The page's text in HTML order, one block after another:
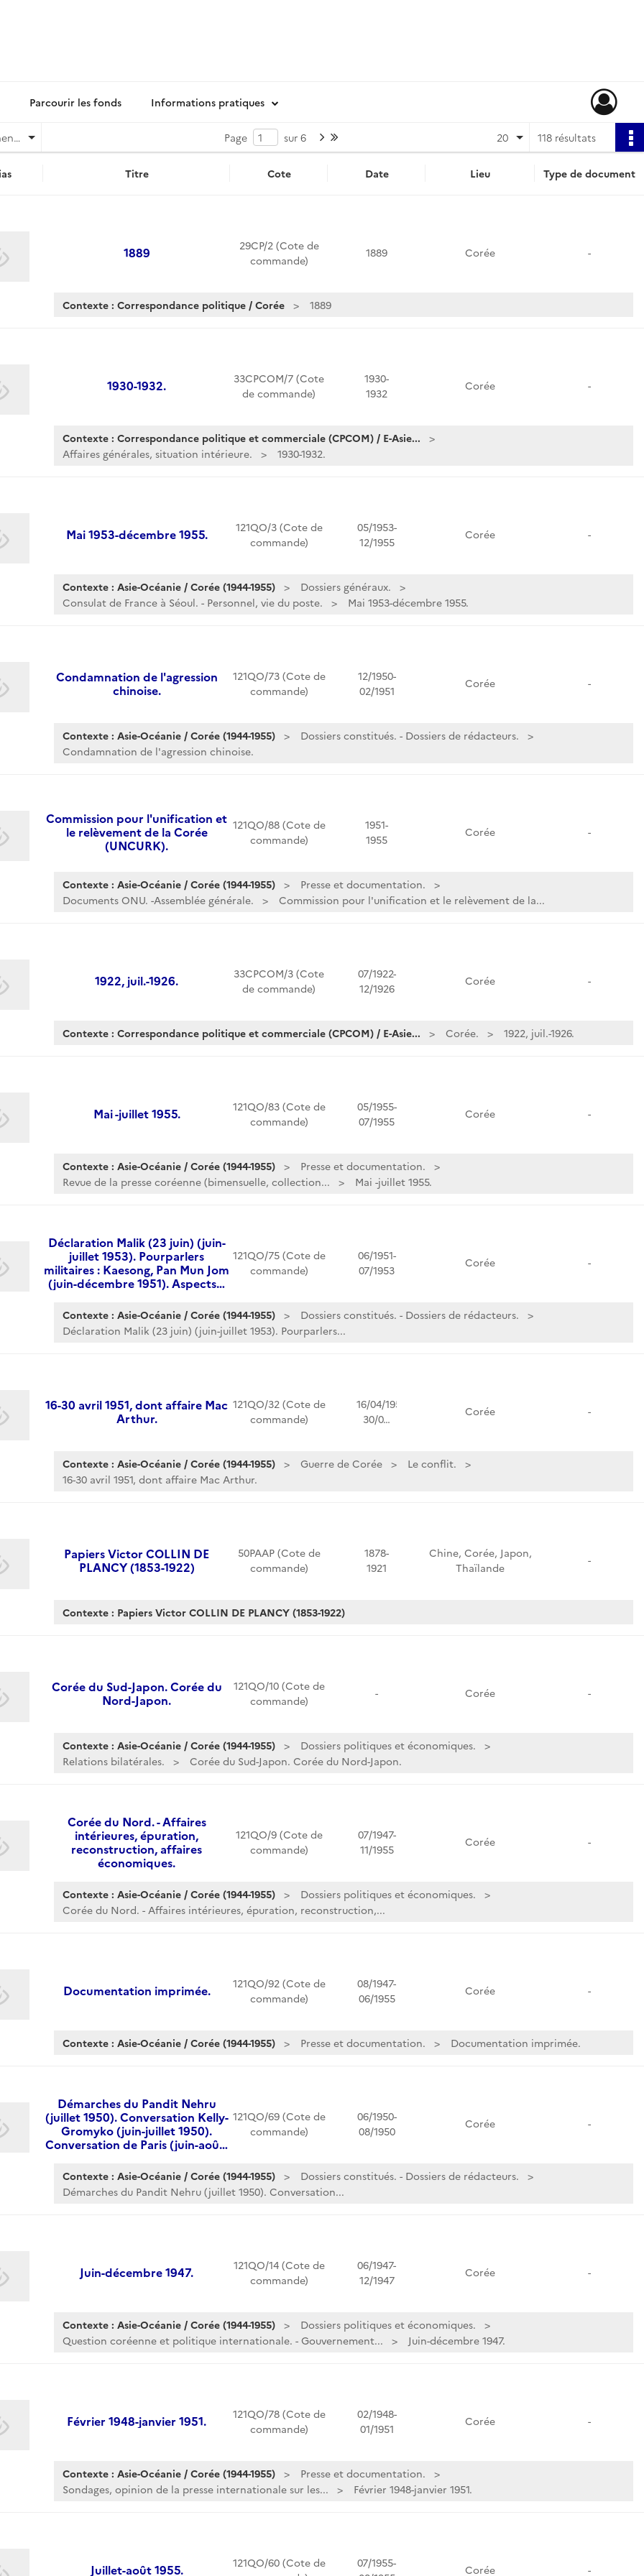
Parcourir les fonds Informations pratiques
Pertinence Page sur 6 Page suivante : 1/6 118 résultats
20
Titre Cote Date Lieu Type de document
1889
29CP/2 (Cote de
commande)
1889 Corée -
Contexte : Correspondance politique / Corée 1889
1930-1932.
33CPCOM/7 (Cote
de commande)
1930-
1932
Corée -
Contexte : Correspondance politique et commerciale (CPCOM) / E-Asie...
Affaires générales, situation intérieure.
1930-1932.
Mai 1953-décembre 1955.
121QO/3 (Cote de
commande)
05/1953-
12/1955
Corée -
Contexte : Asie-Océanie / Corée (1944-1955)
Dossiers généraux.
Consulat de France à Séoul. - Personnel, vie du poste.
Mai 1953-décembre 1955.
Condamnation de l'agression
chinoise.
121QO/73 (Cote de
commande)
12/1950-
02/1951
Corée -
Contexte : Asie-Océanie / Corée (1944-1955)
Dossiers constitués. - Dossiers de rédacteurs.
Condamnation de l'agression chinoise.
Commission pour l'unification et
le relèvement de la Corée
(UNCURK).
121QO/88 (Cote de
commande)
1951-
1955
Corée -
Contexte : Asie-Océanie / Corée (1944-1955)
Presse et documentation.
Documents ONU. -Assemblée générale.
Commission pour l'unification et le relèvement de la...
1922, juil.-1926.
33CPCOM/3 (Cote
de commande)
07/1922-
12/1926
Corée -
Contexte : Correspondance politique et commerciale (CPCOM) / E-Asie... Corée. 1922, juil.-1926.
Mai -juillet 1955.
121QO/83 (Cote de
commande)
05/1955-
07/1955
Corée -
Contexte : Asie-Océanie / Corée (1944-1955)
Presse et documentation.
Revue de la presse coréenne (bimensuelle, collection...
Mai -juillet 1955.
Déclaration Malik (23 juin) (juin-
juillet 1953). Pourparlers
militaires : Kaesong, Pan Mun Jom
(juin-décembre 1951). Aspects…
121QO/75 (Cote de
commande)
06/1951-
07/1953
Corée -
Contexte : Asie-Océanie / Corée (1944-1955)
Dossiers constitués. - Dossiers de rédacteurs.
Déclaration Malik (23 juin) (juin-juillet 1953). Pourparlers...
16-30 avril 1951, dont affaire Mac
Arthur.
121QO/32 (Cote de
commande)
16/04/1951-
30/0…
Corée -
Contexte : Asie-Océanie / Corée (1944-1955) Guerre de Corée
Le conflit.
16-30 avril 1951, dont affaire Mac Arthur.
Papiers Victor COLLIN DE
PLANCY (1853-1922)
50PAAP (Cote de
commande)
1878-
1921
Chine, Corée, Japon,
Thaïlande
-
Contexte : Papiers Victor COLLIN DE PLANCY (1853-1922)
Corée du Sud-Japon. Corée du
Nord-Japon.
121QO/10 (Cote de
commande)
- Corée -
Contexte : Asie-Océanie / Corée (1944-1955)
Dossiers politiques et économiques.
Relations bilatérales.
Corée du Sud-Japon. Corée du Nord-Japon.
Corée du Nord. - Affaires
intérieures, épuration,
reconstruction, affaires
économiques.
121QO/9 (Cote de
commande)
07/1947-
11/1955
Corée -
Contexte : Asie-Océanie / Corée (1944-1955)
Dossiers politiques et économiques.
Corée du Nord. - Affaires intérieures, épuration, reconstruction,...
Documentation imprimée.
121QO/92 (Cote de
commande)
08/1947-
06/1955
Corée -
Contexte : Asie-Océanie / Corée (1944-1955) Presse et documentation. Documentation imprimée.
Démarches du Pandit Nehru
(juillet 1950). Conversation Kelly-
Gromyko (juin-juillet 1950).
Conversation de Paris (juin-aoû…
121QO/69 (Cote de
commande)
06/1950-
08/1950
Corée -
Contexte : Asie-Océanie / Corée (1944-1955)
Dossiers constitués. - Dossiers de rédacteurs.
Démarches du Pandit Nehru (juillet 1950). Conversation...
Juin-décembre 1947.
121QO/14 (Cote de
commande)
06/1947-
12/1947
Corée -
Contexte : Asie-Océanie / Corée (1944-1955)
Dossiers politiques et économiques.
Question coréenne et politique internationale. - Gouvernement...
Juin-décembre 1947.
Février 1948-janvier 1951.
121QO/78 (Cote de
commande)
02/1948-
01/1951
Corée -
Contexte : Asie-Océanie / Corée (1944-1955)
Presse et documentation.
Sondages, opinion de la presse internationale sur les...
Février 1948-janvier 1951.
Juillet-août 1955.
121QO/60 (Cote de
07/1955-
Corée -